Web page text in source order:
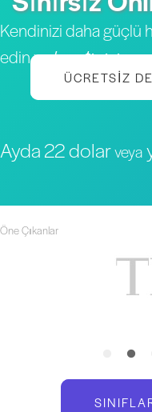
Kendinizi daha güçlü
edin vehayatınızın
ÜCRETSIZ
Ayda 22 dolarveya
Öne Çıkanlar